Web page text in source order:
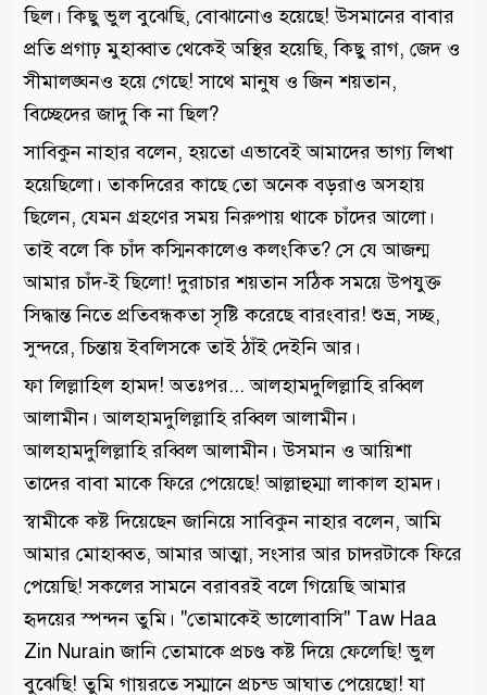
ছিল। কিছু ভুল বুঝেছি, বোঝানোও হয়েছে! উসমানের বাবার
প্রতি প্রগাঢ় মুহাব্বাত থেকেই অস্থির হয়েছি, কিছু রাগ, জেদ ও
সীমালঙ্ঘনও হয়ে গেছে! সাথে মানুষ ও জিন শয়তান,
বিচ্ছেদের জাদু কি না ছিল?
সাবিকুন নাহার বলেন, হয়তো এভাবেই আমাদের ভাগ্য লিখা
হয়েছিলো। তাকদিরের কাছে তো অনেক বড়রাও অসহায়
ছিলেন, যেমন গ্রহণের সময় নিরুপায় থাকে চাঁদের আলো।
তাই বলে কি চাঁদ কস্মিনকালেও কলংকিত? সে যে আজন্ম
আমার চাঁদ-ই ছিলো! দুরাচার শয়তান সঠিক সময়ে উপযুক্ত
সিদ্ধান্ত নিতে প্রতিবন্ধকতা সৃষ্টি করেছে বারংবার! শুভ্র, সচ্ছ,
সুন্দরে, চিন্তায় ইবলিসকে তাই ঠাঁই দেইনি আর।
ফা লিল্লাহিল হামদ! অতঃপর... আলহামদুলিল্লাহি রব্বিল
আলামীন। আলহামদুলিল্লাহি রব্বিল আলামীন।
আলহামদুলিল্লাহি রব্বিল আলামীন। উসমান ও আয়িশা
তাদের বাবা মাকে ফিরে পেয়েছে! আল্লাহুম্মা লাকাল হামদ।
স্বামীকে কষ্ট দিয়েছেন জানিয়ে সাবিকুন নাহার বলেন, আমি
আমার মোহাব্বত, আমার আত্মা, সংসার আর চাদরটাকে ফিরে
পেয়েছি! সকলের সামনে বরাবরই বলে গিয়েছি আমার
হৃদয়ের স্পন্দন তুমি। "তোমাকেই ভালোবাসি" Taw Haa
Zin Nurain জানি তোমাকে প্রচণ্ড কষ্ট দিয়ে ফেলেছি! ভুল
বুঝেছি! তুমি গায়রতে সম্মানে প্রচন্ড আঘাত পেয়েছো! যা